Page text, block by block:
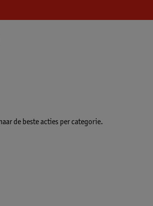
de beste acties per categorie.